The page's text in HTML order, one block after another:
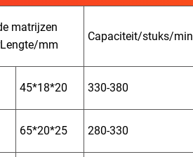
matrijzen
mm
Capaciteit/stuks/min
45*18*20 330-380
65*20*25 280-330